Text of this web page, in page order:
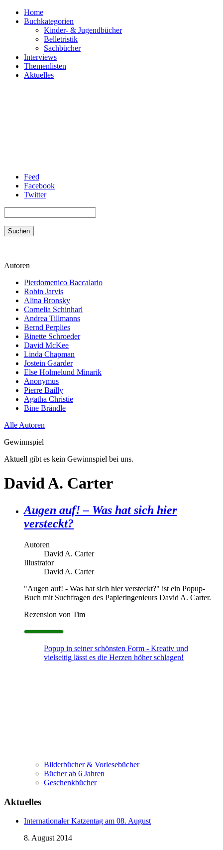
Home
Buchkategorien
Kinder- & Jugendbücher
Belletristik
Sachbücher
Interviews
Themenlisten
Aktuelles
Feed
Facebook
Twitter
Suchen
Autoren
Pierdomenico Baccalario
Robin Jarvis
Alina Bronsky
Cornelia Schinharl
Andrea Tillmanns
Bernd Perplies
Binette Schroeder
David McKee
Linda Chapman
Jostein Gaarder
Else Holmelund Minarik
Anonymus
Pierre Bailly
Agatha Christie
Bine Brändle
Alle Autoren
Gewinnspiel
Aktuell gibt es kein Gewinnspiel bei uns.
David A. Carter
Augen auf! – Was hat sich hier
versteckt?
Autoren
David A. Carter
Illustrator
David A. Carter
"Augen auf! - Was hat sich hier versteckt?" ist ein Popup-
Buch mit Suchfragen des Papieringenieurs David A. Carter.
Rezension von Tim
Popup in seiner schönsten Form - Kreativ und
vielseitig lässt es die Herzen höher schlagen!
Bilderbücher & Vorlesebücher
Bücher ab 6 Jahren
Geschenkbücher
Aktuelles
Internationaler Katzentag am 08. August
8. August 2014